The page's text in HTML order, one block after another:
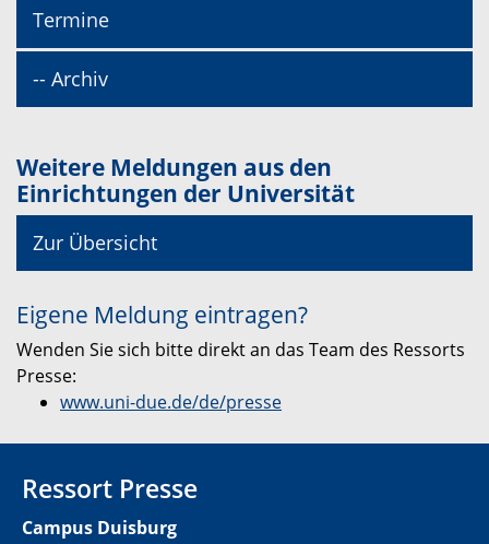
Termine
-- Archiv
Weitere Meldungen aus den
Einrichtungen der Universität
Zur Übersicht
Eigene Meldung eintragen?
Wenden Sie sich bitte direkt an das Team des Ressorts
Presse:
www.uni-due.de/de/presse
Ressort Presse
Campus Duisburg